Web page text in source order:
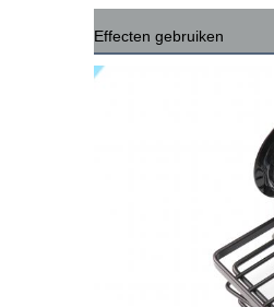
Effecten gebruiken